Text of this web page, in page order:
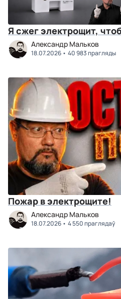
Я сжег электрощит,
Александр Мальков
18.07.2026 40 983 прагляды
Пожар в электрощите!
Александр Мальков
18.07.2026 4 550 праглядаў